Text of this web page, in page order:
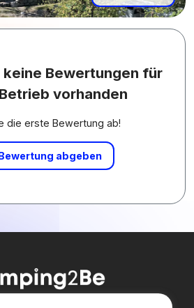
keine Bewertungen für
vorhanden
die erste Bewertung ab!
abgeben